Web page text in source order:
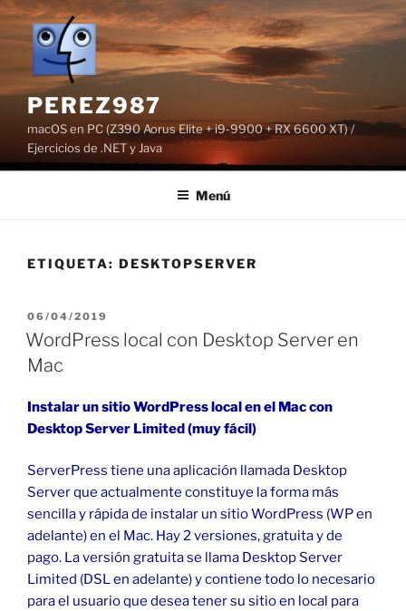
Saltar
contenido
PEREZ987
macOS en PC (Z390 Aorus Elite + i9-9900 + RX 6600 XT) /
Ejercicios de .NET y Java
Menú
ETIQUETA: DESKTOPSERVER
PUBLICADO
EL
06/04/2019
WordPress local con Desktop Server en
Mac
Instalar un sitio WordPress local en el Mac con
Desktop Server Limited (muy fácil)
ServerPress tiene una aplicación llamada Desktop
Server que actualmente constituye la forma más
sencilla y rápida de instalar un sitio WordPress (WP en
adelante) en el Mac. Hay 2 versiones, gratuita y de
pago. La versión gratuita se llama Desktop Server
Limited (DSL en adelante) y contiene todo lo necesario
para el usuario que desea tener su sitio en local para